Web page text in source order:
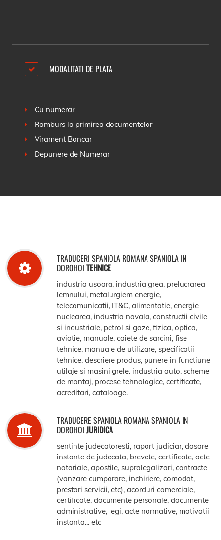
MODALITATI DE PLATA
Cu numerar
Ramburs la primirea documentelor
Virament Bancar
Depunere de Numerar
TRADUCERI SPANIOLA ROMANA SPANIOLA IN
DOROHOI TEHNICE
industria usoara, industria grea, prelucrarea
lemnului, metalurgiem energie,
telecomunicatii, IT&C, alimentatie, energie
nuclearea, industria navala, constructii civile
si industriale, petrol si gaze, fizica, optica,
aviatie, manuale, caiete de sarcini, fise
tehnice, manuale de utilizare, specificatii
tehnice, descriere produs, punere in functiune
utilaje si masini grele, industria auto, scheme
de montaj, procese tehnologice, certificate,
acreditari, cataloage.
TRADUCERE SPANIOLA ROMANA SPANIOLA IN
DOROHOI JURIDICA
sentinte judecatoresti, raport judiciar, dosare
instante de judecata, brevete, certificate, acte
notariale, apostile, supralegalizari, contracte
(vanzare cumparare, inchiriere, comodat,
prestari servicii, etc), acorduri comerciale,
certificate, documente personale, documente
administrative, legi, acte normative, motivatii
instanta... etc